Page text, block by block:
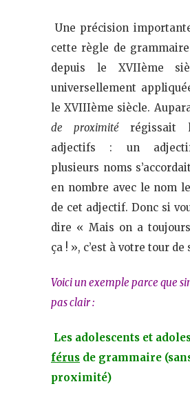
Une précision
cette règle de grammaire
depuis le XVIIème
universellement
le XVIIIème siècle.
de proximité régissait
adjectifs : un
plusieurs noms
en nombre avec le nom
de cet adjectif. Donc si
dire « Mais on a
ça ! », c’est à votre tour de
Voici un exemple parce que
pas clair :
Les adolescents et
férus de grammaire
proximité)